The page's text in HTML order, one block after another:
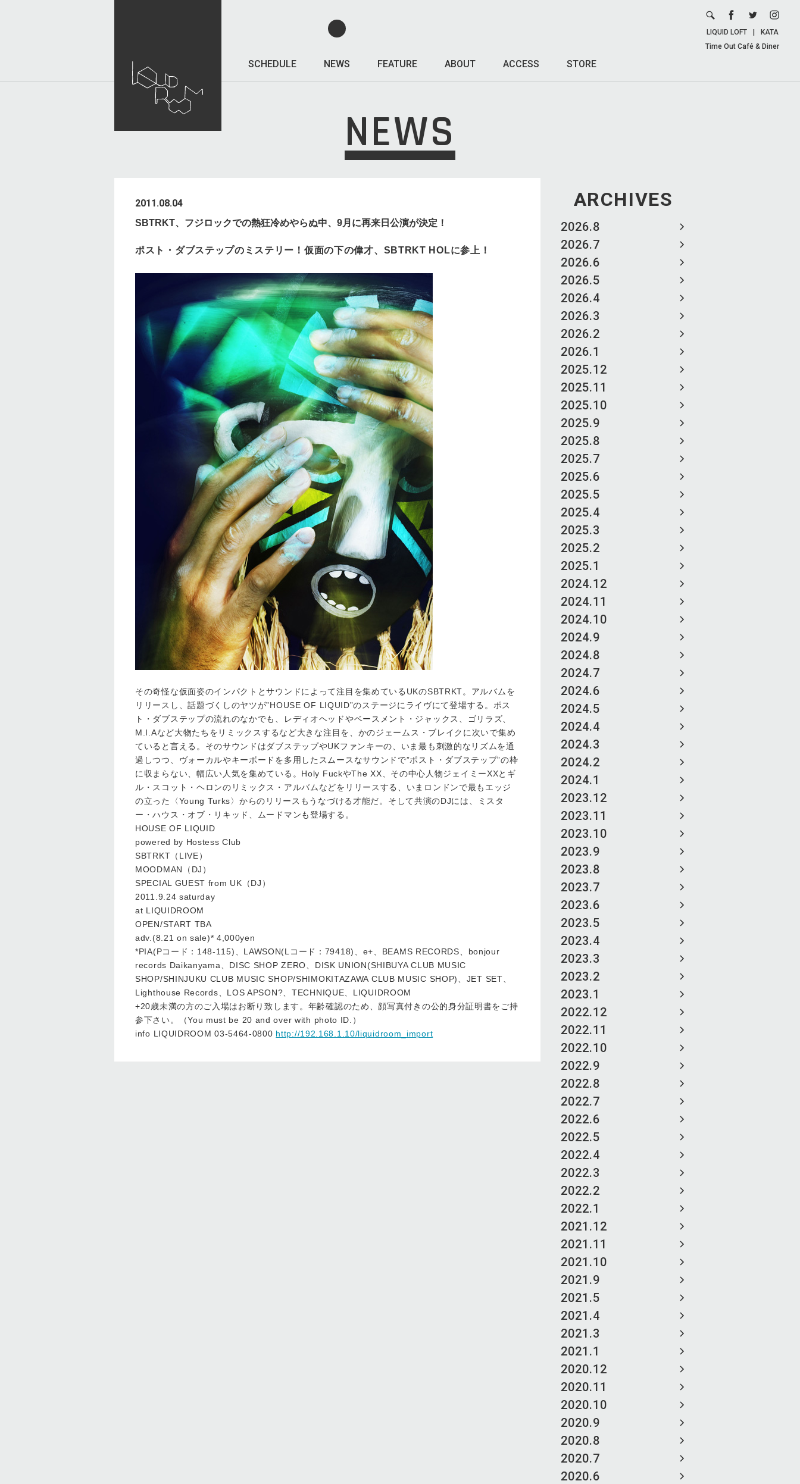
SCHEDULE NEWS FEATURE ABOUT ACCESS STORE
LIQUID LOFT
KATA
Time Out Café & Diner
NEWS
ARCHIVES
2026.8
2026.7
2026.6
2026.5
2026.4
2026.3
2026.2
2026.1
2025.12
2025.11
2025.10
2025.9
2025.8
2025.7
2025.6
2025.5
2025.4
2025.3
2025.2
2025.1
2024.12
2024.11
2024.10
2024.9
2024.8
2024.7
2024.6
2024.5
2024.4
2024.3
2024.2
2024.1
2023.12
2023.11
2023.10
2023.9
2023.8
2023.7
2023.6
2023.5
2023.4
2023.3
2023.2
2023.1
2022.12
2022.11
2022.10
2022.9
2022.8
2022.7
2022.6
2022.5
2022.4
2022.3
2022.2
2022.1
2021.12
2021.11
2021.10
2021.9
2021.5
2021.4
2021.3
2021.1
2020.12
2020.11
2020.10
2020.9
2020.8
2020.7
2020.6
2011.08.04
SBTRKT、フジロックでの熱狂冷めやらぬ中、9月に再来日公演が決定！
ポスト・ダブステップのミステリー！仮面の下の偉才、SBTRKT HOLに参上！
その奇怪な仮面姿のインパクトとサウンドによって注目を集めているUKのSBTRKT。アルバムを
リリースし、話題づくしのヤツが”HOUSE OF LIQUID”のステージにライヴにて登場する。ポス
ト・ダブステップの流れのなかでも、レディオヘッドやベースメント・ジャックス、ゴリラズ、
M.I.Aなど大物たちをリミックスするなど大きな注目を、かのジェームス・ブレイクに次いで集め
ていると言える。そのサウンドはダブステップやUKファンキーの、いま最も刺激的なリズムを通
過しつつ、ヴォーカルやキーボードを多用したスムースなサウンドで”ポスト・ダブステップ”の枠
に収まらない、幅広い人気を集めている。Holy FuckやThe XX、その中心人物ジェイミーXXとギ
ル・スコット・ヘロンのリミックス・アルバムなどをリリースする、いまロンドンで最もエッジ
の立った〈Young Turks〉からのリリースもうなづける才能だ。そして共演のDJには、ミスタ
ー・ハウス・オブ・リキッド、ムードマンも登場する。
HOUSE OF LIQUID
powered by Hostess Club
SBTRKT（LIVE）
MOODMAN（DJ）
SPECIAL GUEST from UK（DJ）
2011.9.24 saturday
at LIQUIDROOM
OPEN/START TBA
adv.(8.21 on sale)* 4,000yen
*PIA(Pコード：148-115)、LAWSON(Lコード：79418)、e+、BEAMS RECORDS、bonjour
records Daikanyama、DISC SHOP ZERO、DISK UNION(SHIBUYA CLUB MUSIC
SHOP/SHINJUKU CLUB MUSIC SHOP/SHIMOKITAZAWA CLUB MUSIC SHOP)、JET SET、
Lighthouse Records、LOS APSON?、TECHNIQUE、LIQUIDROOM
+20歳未満の方のご入場はお断り致します。年齢確認のため、顔写真付きの公的身分証明書をご持
参下さい。（You must be 20 and over with photo ID.）
info LIQUIDROOM 03-5464-0800 http://192.168.1.10/liquidroom_import